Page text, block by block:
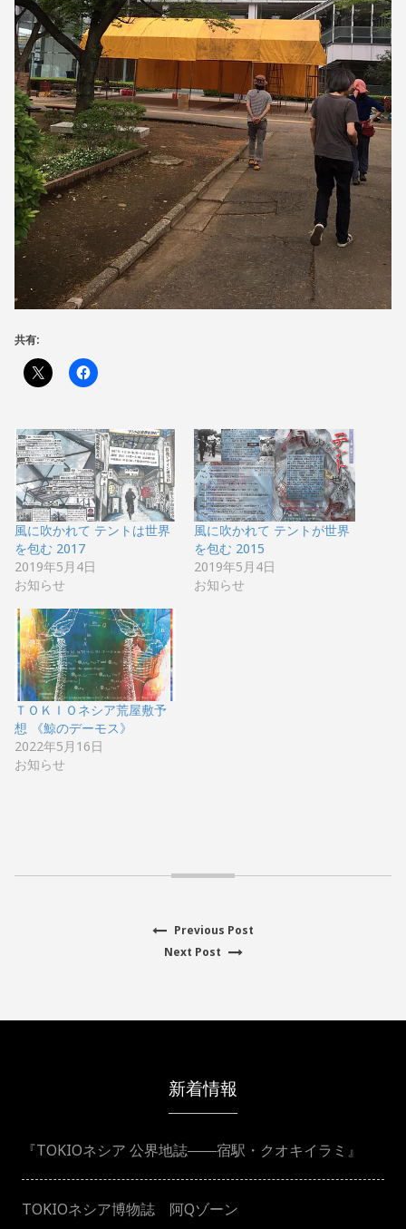
共有:
風に吹かれて テントは世界
を包む 2017
2019年5月4日
お知らせ
風に吹かれて テントが世界
を包む 2015
2019年5月4日
お知らせ
ＴＯＫＩＯネシア荒屋敷予
想 《鯨のデーモス》
2022年5月16日
お知らせ
ナ
ー
シ
Previous Post
Next Post
Next
新着情報
『TOKIOネシア 公界地誌――宿駅・クオキイラミ』
TOKIOネシア博物誌 阿Qゾーン